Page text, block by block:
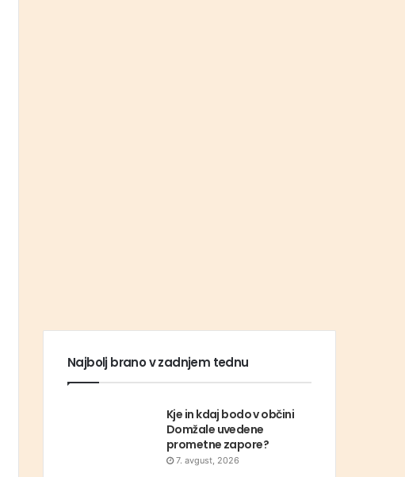
Najbolj brano v zadnjem tednu
Kje in kdaj bodo v občini
Domžale uvedene
prometne zapore?
7. avgust, 2026